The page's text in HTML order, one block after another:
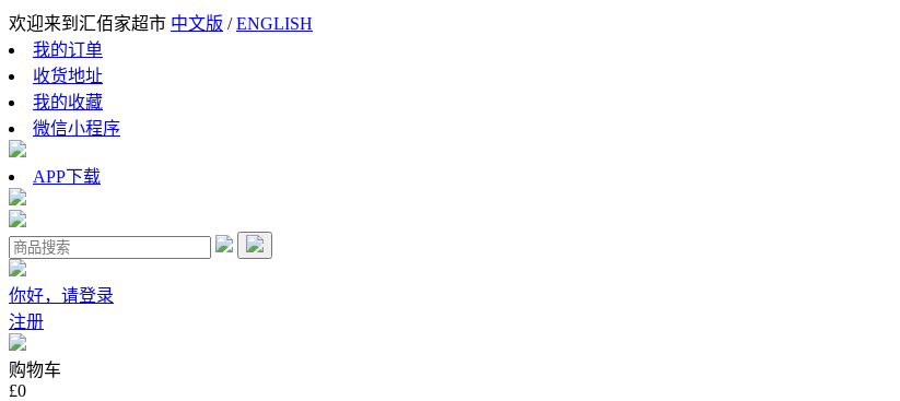
欢迎来到汇佰家超市 中文版 /ENGLISH
我的订单
收货地址
我的收藏
微信小程序
APP下载
你好，请登录
注册
购物车
£0